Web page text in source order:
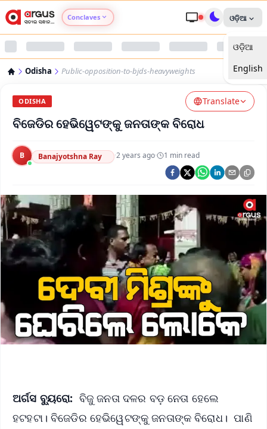
Conclaves
Argus Nari Shakti
Argus Swaad Odisha
Argus Chalo Dekhein Apna Desh
ଓଡ଼ିଆ
ଓଡ଼ିଆ
English
Odisha Public-opposition-to-bjds-heavyweights
ODISHA Translate
ବିଜେଡିର ହେଭିୱେଟଙ୍କୁ ଜନତାଙ୍କ ବିରୋଧ
B Banajyotshna Ray ·2 years ago· 1 min read
ଅର୍ଗସ ବ୍ୟୁରୋ: ବିଜୁ ଜନତା ଦଳର ବଡ଼ ନେତା ହେଲେ
ହଟହଟା। ବିଜେଡିର ହେଭିୱେଟଙ୍କୁ ଜନତାଙ୍କ ବିରୋଧ। ପାଣି